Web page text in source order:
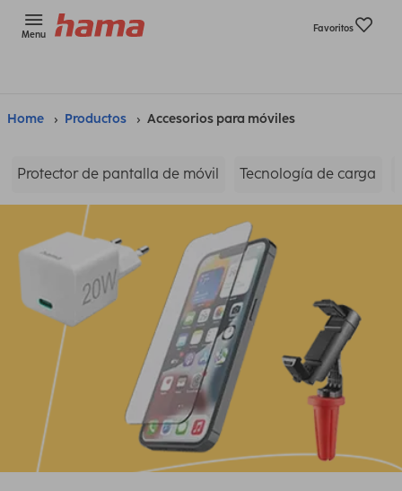
Menu
Favoritos
Home Productos Accesorios para móviles
Protector de pantalla de móvil Tecnología de carga